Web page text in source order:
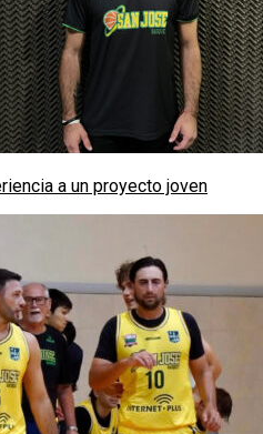
a un proyecto joven